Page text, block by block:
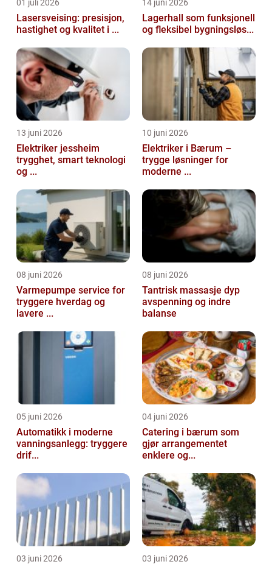
01 juli 2026
Lasersveising: presisjon,
hastighet og kvalitet i ...
14 juni 2026
Lagerhall som funksjonell
og fleksibel bygningsløs...
13 juni 2026
Elektriker jessheim
trygghet, smart teknologi
og ...
10 juni 2026
Elektriker i Bærum –
trygge løsninger for
moderne ...
08 juni 2026
Varmepumpe service for
tryggere hverdag og
lavere ...
08 juni 2026
Tantrisk massasje dyp
avspenning og indre
balanse
05 juni 2026
Automatikk i moderne
vanningsanlegg: tryggere
drif...
04 juni 2026
Catering i bærum som
gjør arrangementet
enklere og...
03 juni 2026 03 juni 2026